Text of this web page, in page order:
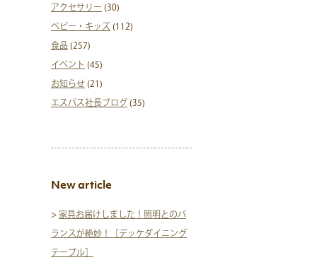
アクセサリー (30)
ベビー・キッズ (112)
食品 (257)
イベント (45)
お知らせ (21)
エスパス社長ブログ (35)
New article
> 家具お届けしました！照明とのバ
ランスが絶妙！［デッケダイニング
テーブル］